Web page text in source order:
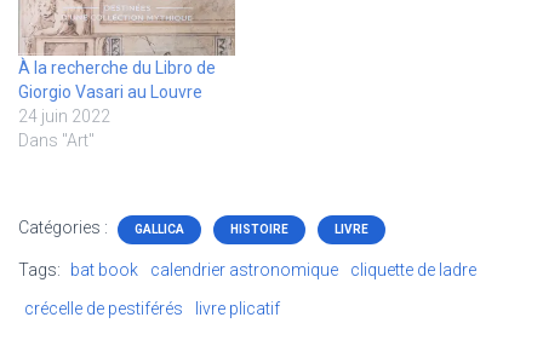
À la recherche du Libro de
Giorgio Vasari au Louvre
24 juin 2022
Dans "Art"
Catégories : GALLICA HISTOIRE LIVRE
Tags: bat book calendrier astronomique
cliquette de ladre
crécelle de pestiférés
livre plicatif